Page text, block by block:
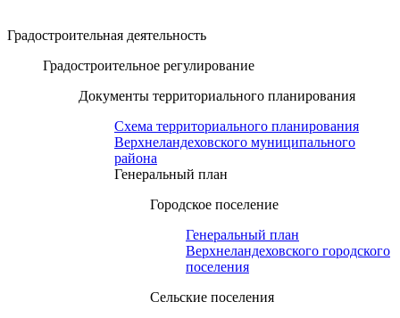
Градостроительная деятельность
Градостроительное регулирование
Документы территориального планирования
Схема территориального планирования
Верхнеландеховского муниципального
района
Генеральный план
Городское поселение
Генеральный план
Верхнеландеховского городского
поселения
Сельские поселения